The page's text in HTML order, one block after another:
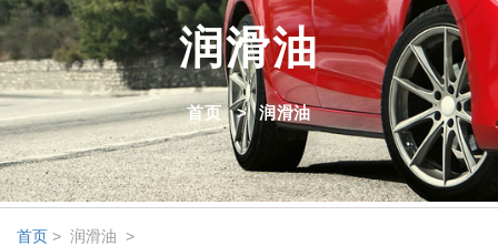
润滑油
首页 润滑油
首页 > 润滑油 >